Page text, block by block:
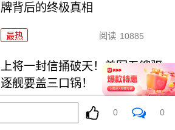
牌背后的终极真相
最热 阅读 10885
上将一封信捅破天！美军五艘驱
逐舰要盖三口锅！
阅读 7516
0 0